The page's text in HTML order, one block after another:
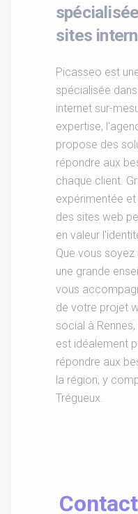
sites
Picasseo est
spécialisée
internet sur-
expertise,
propose des
répondre aux
chaque client.
expérimentée
des sites web
en valeur
Que vous
une grande
vous
de votre projet
social à
est idéalement
répondre aux
la région, y
Trégueux.